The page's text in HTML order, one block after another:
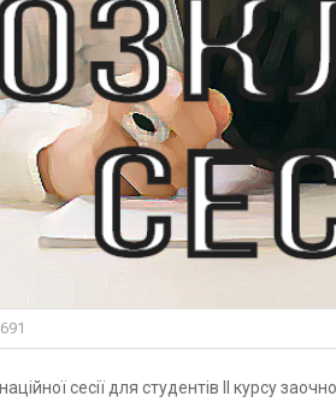
сесії для студентів ІІ курсу